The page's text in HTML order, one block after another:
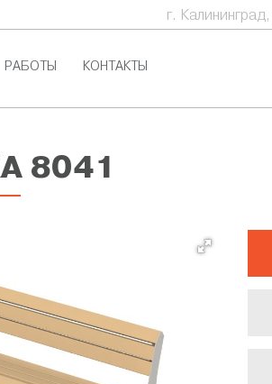
г.
РАБОТЫ КОНТАКТЫ
8041